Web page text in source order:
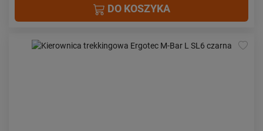
DO KOSZYKA